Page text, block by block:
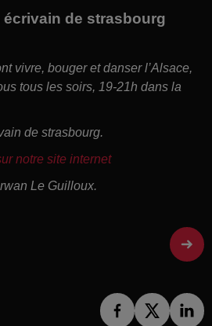
de strasbourg
vivre, bouger et danser l’Alsace,
tous les soirs, 19-21h dans la
de strasbourg.
notre site internet
Le Guilloux.